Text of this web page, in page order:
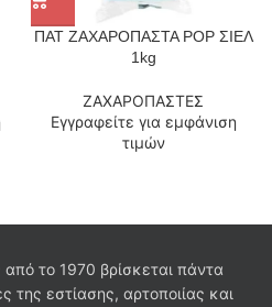
ΠΑΤ ΖΑΧΑΡΟΠΑΣΤΑ POP ΣΙΕΛ
1kg
ΖΑΧΑΡΟΠΑΣΤΕΣ
Εγγραφείτε για εμφάνιση
τιμών
το 1970 βρίσκεται πάντα
της εστίασης, αρτοποιίας και